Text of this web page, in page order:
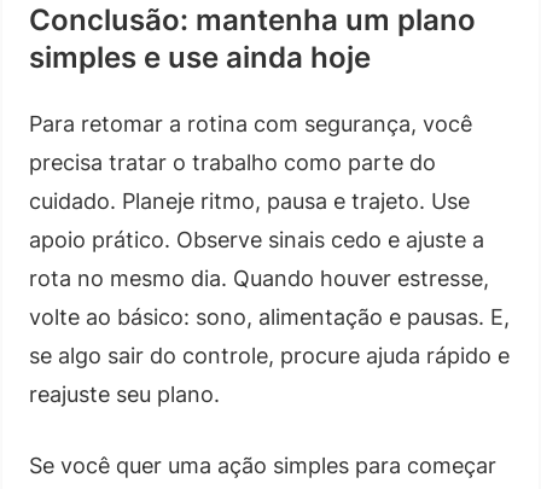
Conclusão: mantenha um plano
simples e use ainda hoje
Para retomar a rotina com segurança, você
precisa tratar o trabalho como parte do
cuidado. Planeje ritmo, pausa e trajeto. Use
apoio prático. Observe sinais cedo e ajuste a
rota no mesmo dia. Quando houver estresse,
volte ao básico: sono, alimentação e pausas. E,
se algo sair do controle, procure ajuda rápido e
reajuste seu plano.
Se você quer uma ação simples para começar